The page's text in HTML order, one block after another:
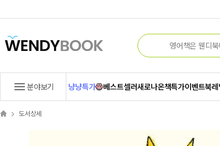
분야보기 냥냥특가 베스트셀러새로나온책특가이벤트북
도서상세